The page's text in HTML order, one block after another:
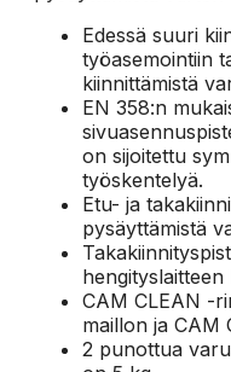
Edessä suuri
työasemointiin
kiinnittämistä
EN 358:n
on sijoitettu
työskentelyä.
Etu- ja
pysäyttämistä
hengityslaitteen
CAM CLEAN -
maillon ja CAM
2 punottua